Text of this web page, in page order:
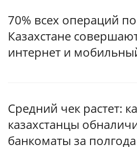
70% всех операций
Казахстане
интернет и
Средний чек растет:
казахстанцы
банкоматы за полгода